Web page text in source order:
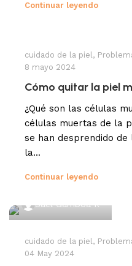
Continuar leyendo
cuidado de la piel,
8 mayo 2024
Cómo quitar la piel
¿Qué son las células
células muertas de la
se han desprendido
la...
Continuar leyendo
Sael Gamboa R
cuidado de la piel,
04 May 2024